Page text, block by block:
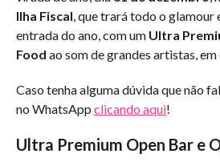
Ilha Fiscal, que trará todo o glamour
entrada do ano, com um Ultra
Food ao som de grandes artistas,
Caso tenha alguma dúvida que não
no WhatsApp clicando aqui!
Ultra Premium Open Bar e